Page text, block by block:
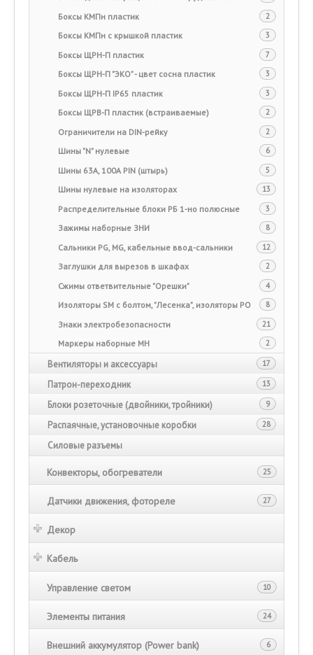
2
Боксы КМПн пластик
3
Боксы КМПн с крышкой пластик
7
Боксы ЩРН-П пластик
3
Боксы ЩРН-П "ЭКО" - цвет сосна пластик
3
Боксы ЩРН-П IP65 пластик
2
Боксы ЩРВ-П пластик (встраиваемые)
2
Ограничители на DIN-рейку
6
Шины "N" нулевые
5
Шины 63A, 100А PIN (штырь)
13
Шины нулевые на изоляторах
3
Распределительные блоки РБ 1-но полюсные
8
Зажимы наборные ЗНИ
12
Сальники PG, MG, кабельные ввод-сальники
2
Заглушки для вырезов в шкафах
4
Сжимы ответвительные "Орешки"
8
Изоляторы SM c болтом, "Лесенка", изоляторы РО
21
Знаки электробезопасности
2
Маркеры наборные МН
17
Вентиляторы и аксессуары
13
Патрон-переходник
9
Блоки розеточные (двойники, тройники)
28
Распаячные, установочные коробки
Силовые разъемы
25
Конвекторы, обогреватели
27
Датчики движения, фотореле
Декор
Кабель
10
Управление светом
24
Элементы питания
6
Внешний аккумулятор (Power bank)